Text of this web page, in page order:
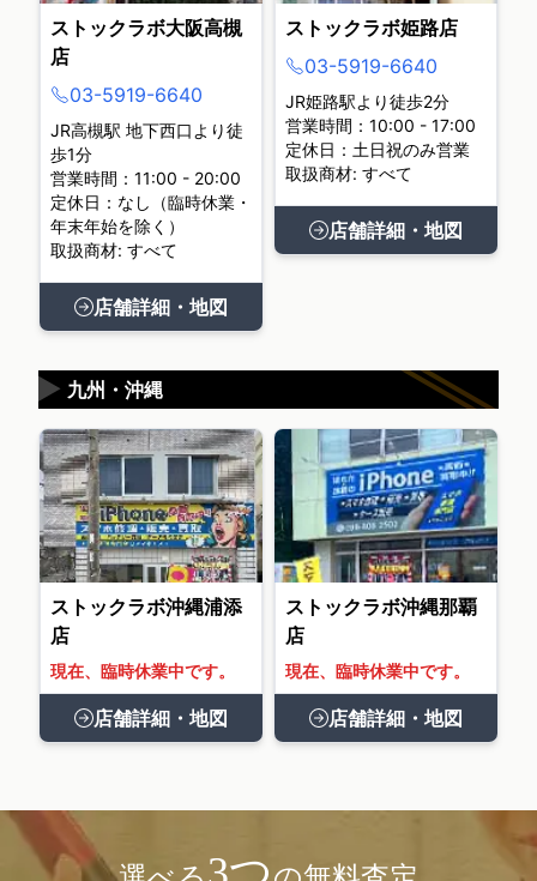
ストックラボ大阪高槻
店
03-5919-6640
JR高槻駅 地下西口より徒
歩1分
営業時間：11:00 - 20:00
定休日：なし（臨時休業・
年末年始を除く）
取扱商材: すべて
店舗詳細・地図
ストックラボ姫路店
03-5919-6640
JR姫路駅より徒歩2分
営業時間：10:00 - 17:00
定休日：土日祝のみ営業
取扱商材: すべて
店舗詳細・地図
九州・沖縄
▶
ストックラボ沖縄浦添
店
現在、臨時休業中です。
店舗詳細・地図
ストックラボ沖縄那覇
店
現在、臨時休業中です。
店舗詳細・地図